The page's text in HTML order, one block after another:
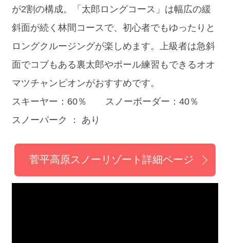
が2割の構成。「太郎ロングコース」は幅広の緩
斜面が続く林間コースで、初心者でもゆったりと
ロングクルージングが楽しめます。上級者は急斜
面でコブもある裏太郎やポール練習もできるオオ
マツチャンピオンがおすすめです。
スキーヤー：60％ スノーボーダー：40％
スノーパーク ： あり
菅平高原スノーリゾート詳細ページ